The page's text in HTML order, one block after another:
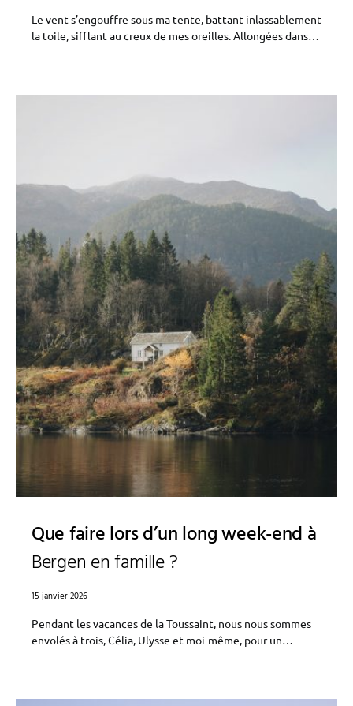
Le vent s’engouffre sous ma tente, battant inlassablement
la toile, sifflant au creux de mes oreilles. Allongées dans…
Que faire lors d’un long week-end à
Bergen en famille ?
15 janvier 2026
Pendant les vacances de la Toussaint, nous nous sommes
envolés à trois, Célia, Ulysse et moi-même, pour un…